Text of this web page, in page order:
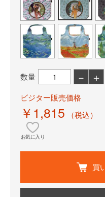
数量 － ＋
ビジター販売価格
￥1,815 （税込）
お気に入り
買